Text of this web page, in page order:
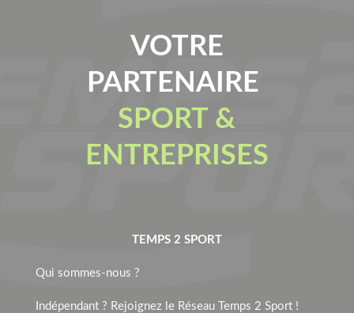
VOTRE
PARTENAIRE
SPORT &
ENTREPRISES
TEMPS 2 SPORT
Qui sommes-nous ?
Indépendant ? Rejoignez le Réseau Temps 2 Sport !